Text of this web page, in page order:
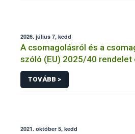
2026. július 7, kedd
A csomagolásról és a
szóló (EU) 2025/40
élelmiszerekkel kapcsolatos
szóló 1169/2011/EU
kötelezettségeinek
TOVÁBB >
2021. október 5, kedd